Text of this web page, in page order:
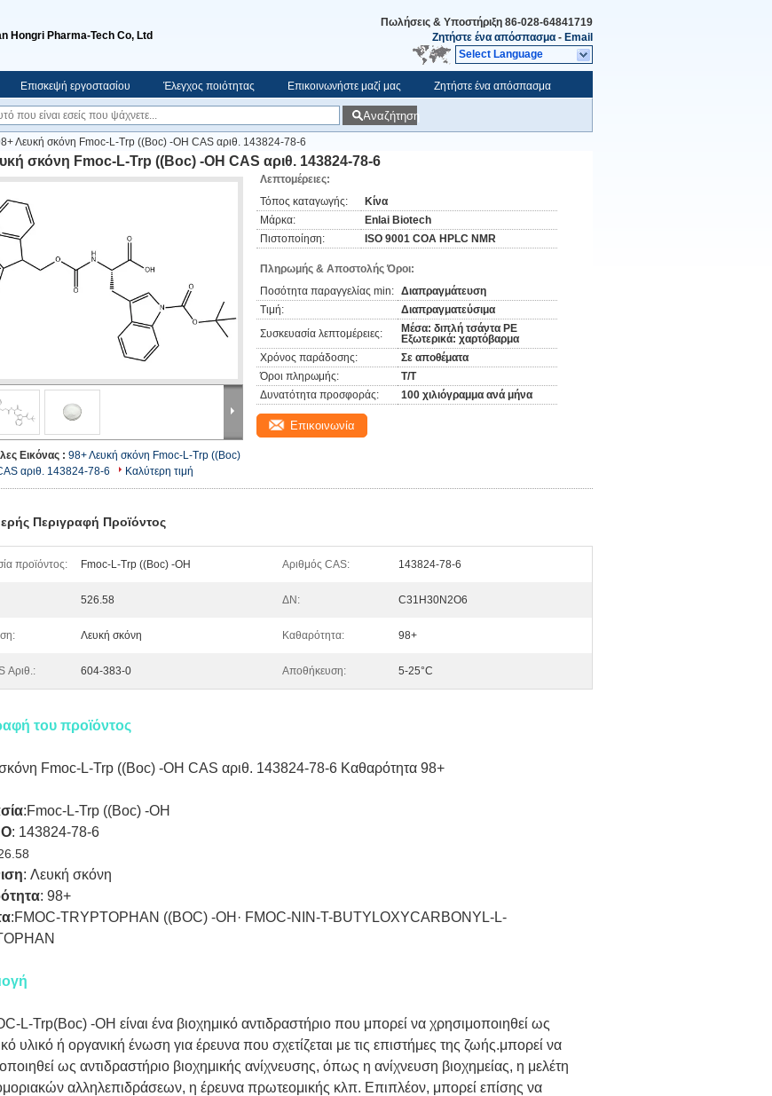
Hongri Pharma-Tech Co, Ltd
Πωλήσεις & Υποστήριξη 86-028-64841719
Ζητήστε ένα απόσπασμα - Email
Select Language
Επισκεψή εργοστασίου Έλεγχος ποιότητας Επικοινωνήστε μαζί μας Ζητήστε ένα απόσπασμα
Αναζήτηση
Λευκή σκόνη Fmoc-L-Trp ((Boc) -OH CAS αριθ. 143824-78-6
σκόνη Fmoc-L-Trp ((Boc) -OH CAS αριθ. 143824-78-6
Εικόνας : 98+ Λευκή σκόνη Fmoc-L-Trp ((Boc)
αριθ. 143824-78-6
Καλύτερη τιμή
Λεπτομέρειες:
Τόπος καταγωγής:
Κίνα
Μάρκα:
Enlai Biotech
Πιστοποίηση:
ISO 9001 COA HPLC NMR
Πληρωμής & Αποστολής Όροι:
Ποσότητα παραγγελίας min: Διαπραγμάτευση
Τιμή:
Διαπραγματεύσιμα
Συσκευασία λεπτομέρειες:
Μέσα: διπλή τσάντα PE
Εξωτερικά: χαρτόβαρμα
Χρόνος παράδοσης:
Σε αποθέματα
Όροι πληρωμής:
Τ/Τ
Δυνατότητα προσφοράς:
100 χιλιόγραμμα ανά μήνα
Επικοινωνία
Περιγραφή Προϊόντος
προϊόντος: Fmoc-L-Trp ((Boc) -OH Αριθμός CAS: 143824-78-6
526.58 ΔΝ: C31H30N2O6
Λευκή σκόνη Καθαρότητα: 98+
Αριθ.: 604-383-0 Αποθήκευση: 5-25°C
του προϊόντος
Fmoc-L-Trp ((Boc) -OH CAS αριθ. 143824-78-6 Καθαρότητα 98+
:Fmoc-L-Trp ((Boc) -OH
: 143824-78-6
: Λευκή σκόνη
: 98+
:FMOC-TRYPTOPHAN ((BOC) -OH· FMOC-NIN-T-BUTYLOXYCARBONYL-L-
L-Trp(Boc) -OH είναι ένα βιοχημικό αντιδραστήριο που μπορεί να χρησιμοποιηθεί ως
υλικό ή οργανική ένωση για έρευνα που σχετίζεται με τις επιστήμες της ζωής.μπορεί να
ως αντιδραστήριο βιοχημικής ανίχνευσης, όπως η ανίχνευση βιοχημείας, η μελέτη
αλληλεπιδράσεων, η έρευνα πρωτεομικής κλπ. Επιπλέον, μπορεί επίσης να